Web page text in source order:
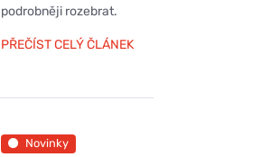
podrobněji rozebrat.
PŘEČÍST CELÝ ČLÁNEK
Novinky